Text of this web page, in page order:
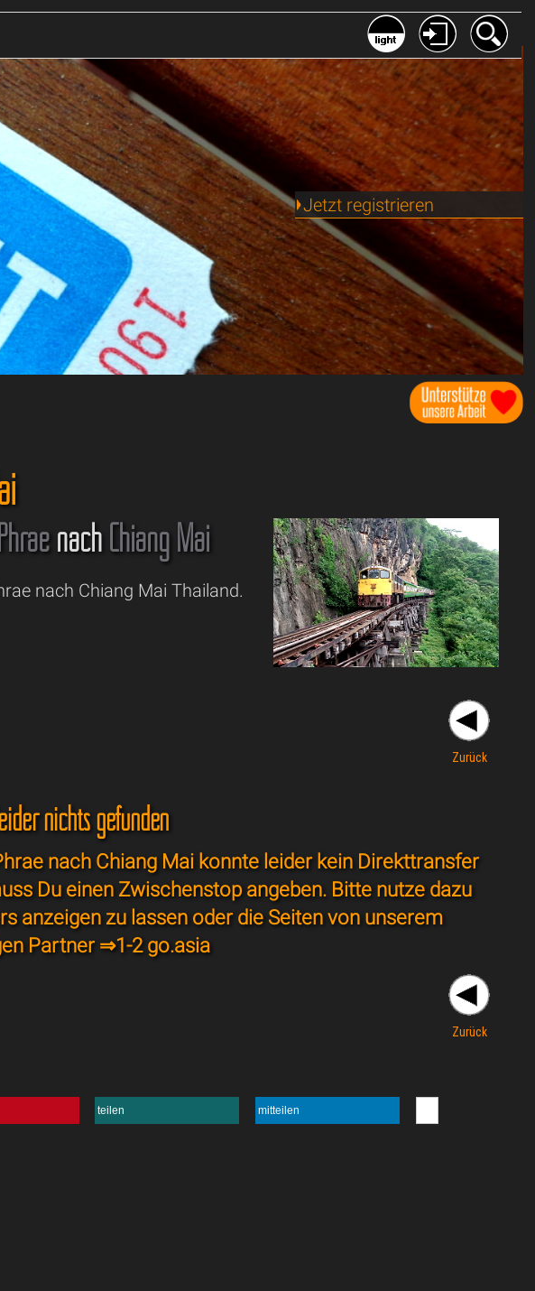
Jetzt registrieren
PhraenachChiang Mai
nach Chiang Mai Thailand.
Zurück
nichts gefunden
nach Chiang Mai konnte leider kein Direkttransfer
Du einen Zwischenstop angeben. Bitte nutze dazu
anzeigen zu lassen oder die Seiten von unserem
Partner ⇒1-2 go.asia
Zurück
teilen mitteilen